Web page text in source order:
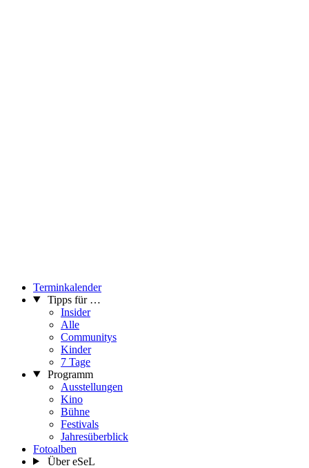
Terminkalender
Tipps für …
Insider
Alle
Communitys
Kinder
7 Tage
Programm
Ausstellungen
Kino
Bühne
Festivals
Jahresüberblick
Fotoalben
Über eSeL